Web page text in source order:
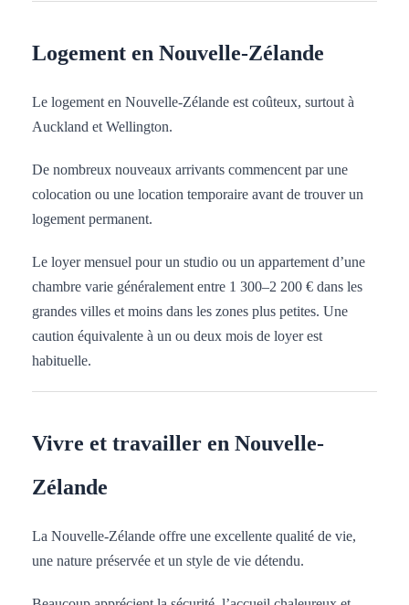
Logement en Nouvelle-Zélande
Le logement en Nouvelle-Zélande est coûteux, surtout à
Auckland et Wellington.
De nombreux nouveaux arrivants commencent par une
colocation ou une location temporaire avant de trouver un
logement permanent.
Le loyer mensuel pour un studio ou un appartement d’une
chambre varie généralement entre 1 300–2 200 € dans les
grandes villes et moins dans les zones plus petites. Une
caution équivalente à un ou deux mois de loyer est
habituelle.
Vivre et travailler en Nouvelle-
Zélande
La Nouvelle-Zélande offre une excellente qualité de vie,
une nature préservée et un style de vie détendu.